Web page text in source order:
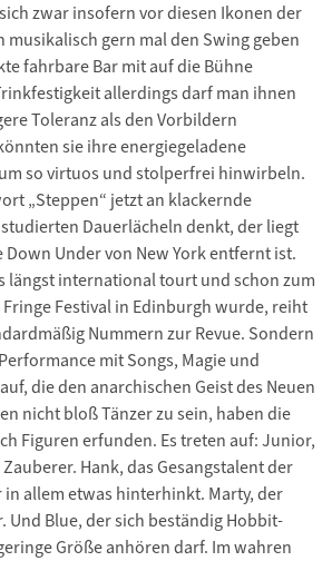
zwar insofern vor diesen Ikonen der
musikalisch gern mal den Swing geben
fahrbare Bar mit auf die Bühne
allerdings darf man ihnen
Toleranz als den Vorbildern
sie ihre energiegeladene
so virtuos und stolperfrei hinwirbeln.
„Steppen“ jetzt an klackernde
Dauerlächeln denkt, der liegt
Under von New York entfernt ist.
längst international tourt und schon zum
Festival in Edinburgh wurde, reiht
Nummern zur Revue. Sondern
mit Songs, Magie und
die den anarchischen Geist des Neuen
nicht bloß Tänzer zu sein, haben die
Figuren erfunden. Es treten auf: Junior,
Hank, das Gesangstalent der
in allem etwas hinterhinkt. Marty, der
Und Blue, der sich beständig Hobbit-
Größe anhören darf. Im wahren